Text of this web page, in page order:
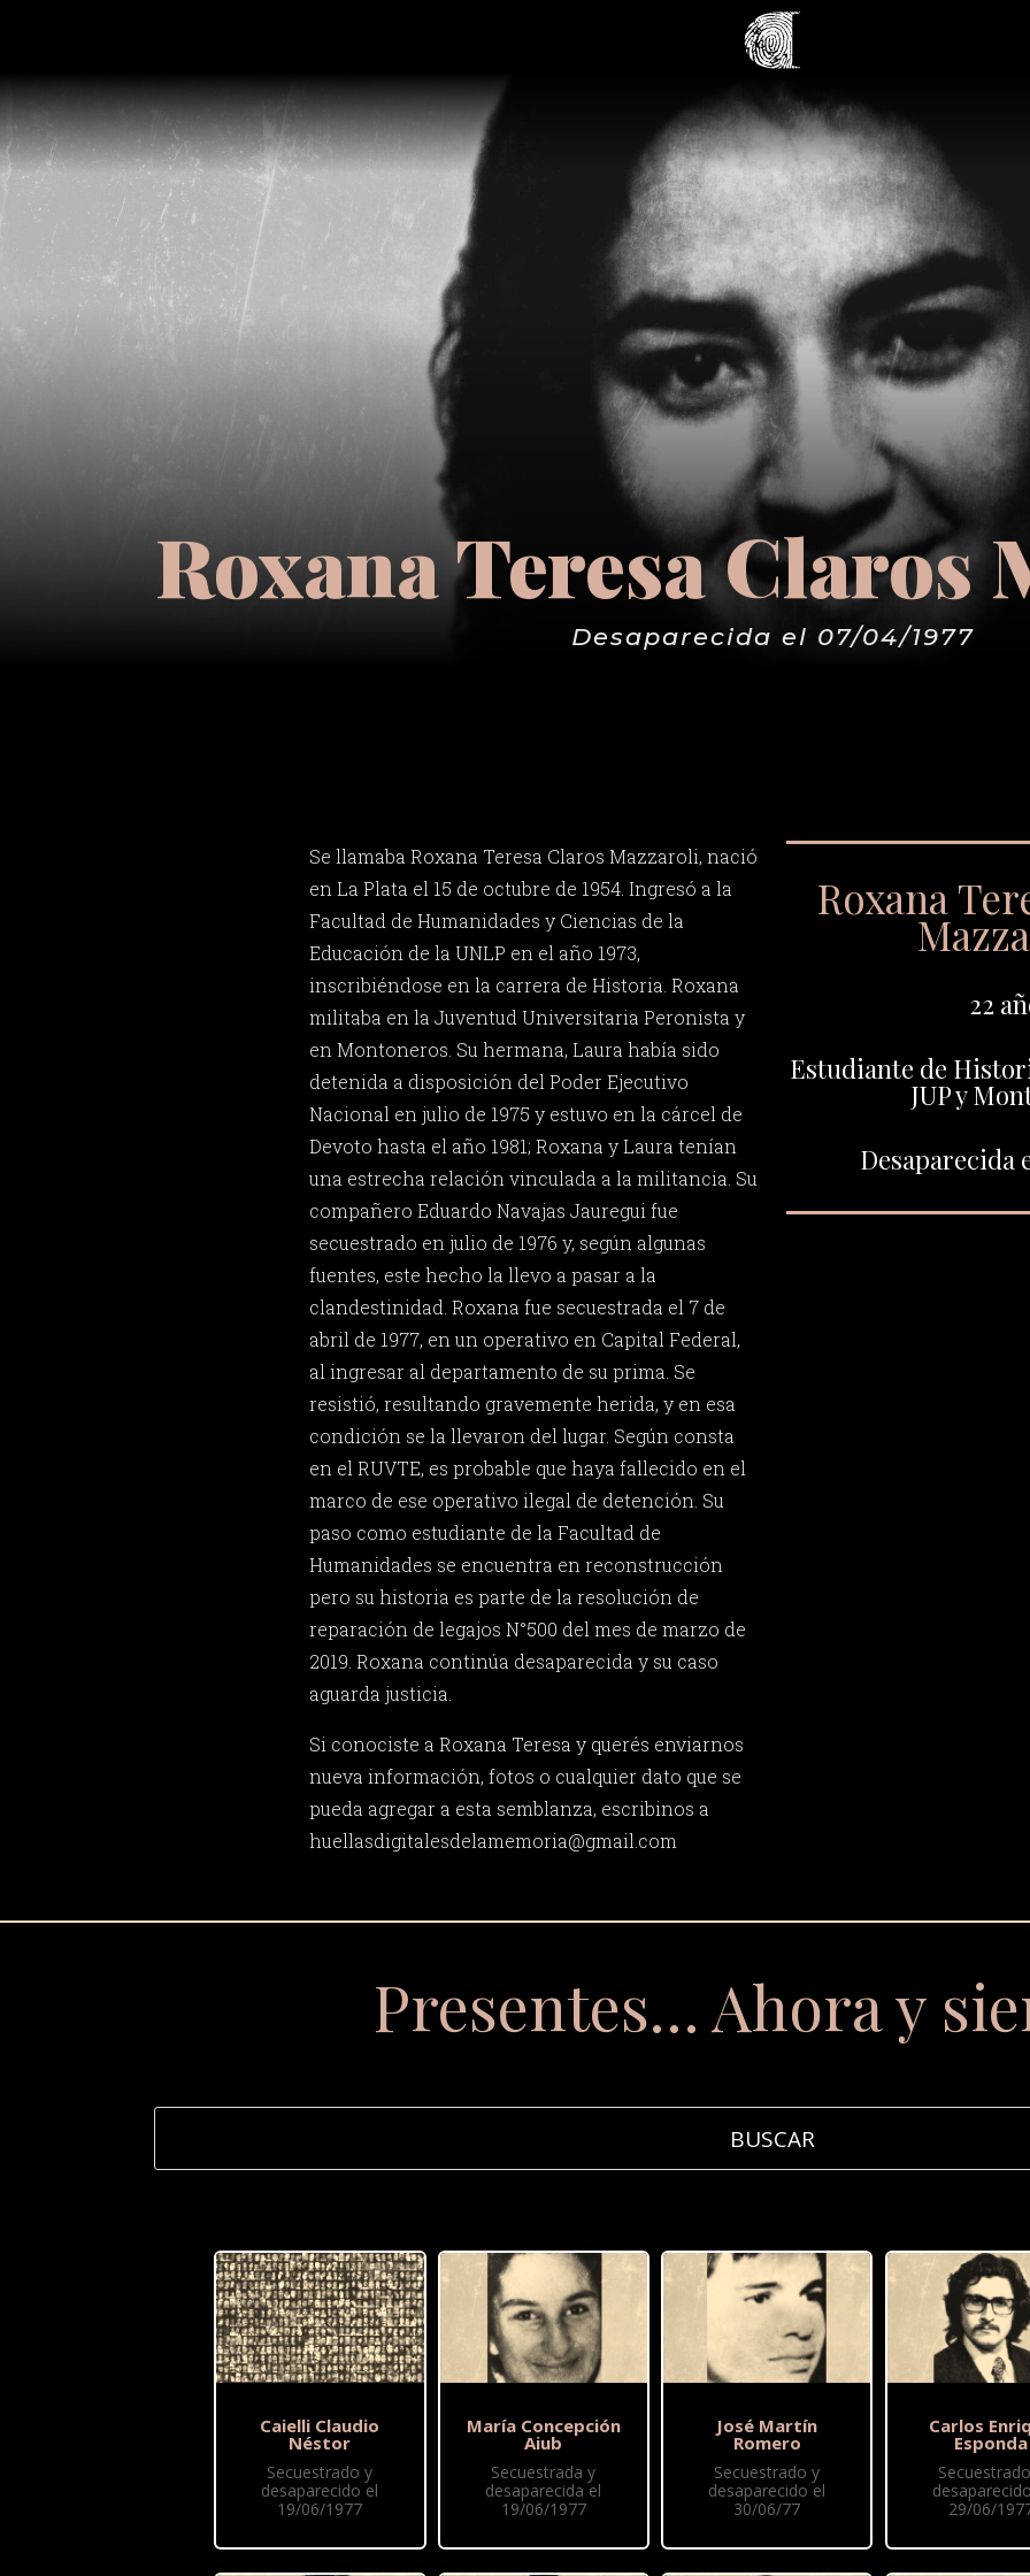
Roxana Teresa Claros
Desaparecida el 07/04/1977
Se llamaba Roxana Teresa Claros Mazzaroli, nació
en La Plata el 15 de octubre de 1954. Ingresó a la
Facultad de Humanidades y Ciencias de la
Educación de la UNLP en el año 1973,
inscribiéndose en la carrera de Historia. Roxana
militaba en la Juventud Universitaria Peronista y
en Montoneros. Su hermana, Laura había sido
detenida a disposición del Poder Ejecutivo
Nacional en julio de 1975 y estuvo en la cárcel de
Devoto hasta el año 1981; Roxana y Laura tenían
una estrecha relación vinculada a la militancia. Su
compañero Eduardo Navajas Jauregui fue
secuestrado en julio de 1976 y, según algunas
fuentes, este hecho la llevo a pasar a la
clandestinidad. Roxana fue secuestrada el 7 de
abril de 1977, en un operativo en Capital Federal,
al ingresar al departamento de su prima. Se
resistió, resultando gravemente herida, y en esa
condición se la llevaron del lugar. Según consta
en el RUVTE, es probable que haya fallecido en el
marco de ese operativo ilegal de detención. Su
paso como estudiante de la Facultad de
Humanidades se encuentra en reconstrucción
pero su historia es parte de la resolución de
reparación de legajos N°500 del mes de marzo de
2019. Roxana continúa desaparecida y su caso
aguarda justicia.
Si conociste a Roxana Teresa y querés enviarnos
nueva información, fotos o cualquier dato que se
pueda agregar a esta semblanza, escribinos a
huellasdigitalesdelamemoria@gmail.com
Roxana
22
Estudiante de
JUP y
Desaparecida
Presentes… Ahora y
Caielli Claudio
Néstor
Secuestrado y
desaparecido el
19/06/1977
María Concepción
Aiub
Secuestrada y
desaparecida el
19/06/1977
José Martín
Romero
Secuestrado y
desaparecido el
30/06/77
Carlos
Esponda
29/06/